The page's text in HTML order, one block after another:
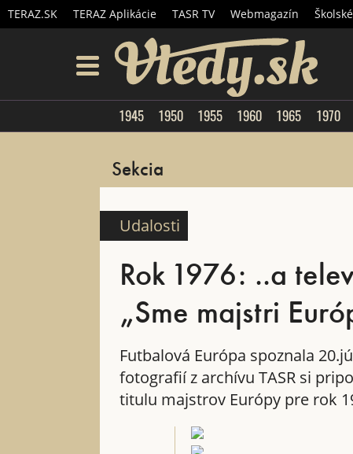
TERAZ.SK TERAZ Aplikácie TASR TV Webmagazín Školské
1945 1950 1955 1960 1965 1970
Sekcia
Udalosti
Rok 1976: ..a
„Sme majstri
Futbalová Európa spoznala
fotografií z archívu TASR si
titulu majstrov Európy pre rok